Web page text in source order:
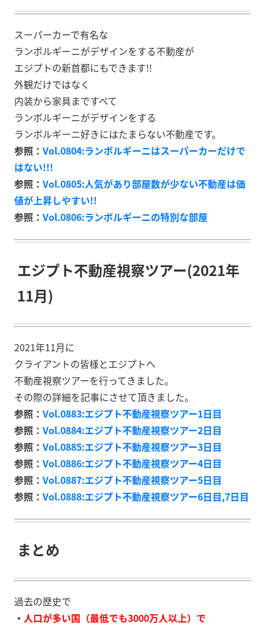
スーパーカーで有名な
ランボルギーニがデザインをする不動産が
エジプトの新首都にもできます!!
外観だけではなく
内装から家具まですべて
ランボルギーニがデザインをする
ランボルギーニ好きにはたまらない不動産です。
参照： Vol.0804:ランボルギーニはスーパーカーだけで
はない!!!
参照： Vol.0805:人気があり部屋数が少ない不動産は価
値が上昇しやすい!!
参照： Vol.0806:ランボルギーニの特別な部屋
エジプト不動産視察ツアー(2021年
11月)
2021年11月に
クライアントの皆様とエジプトへ
不動産視察ツアーを行ってきました。
その際の詳細を記事にさせて頂きました。
参照： Vol.0883:エジプト不動産視察ツアー1日目
参照： Vol.0884:エジプト不動産視察ツアー2日目
参照： Vol.0885:エジプト不動産視察ツアー3日目
参照： Vol.0886:エジプト不動産視察ツアー4日目
参照： Vol.0887:エジプト不動産視察ツアー5日目
参照： Vol.0888:エジプト不動産視察ツアー6日目,7日目
まとめ
過去の歴史で
・ 人口が多い国（最低でも3000万人以上）で